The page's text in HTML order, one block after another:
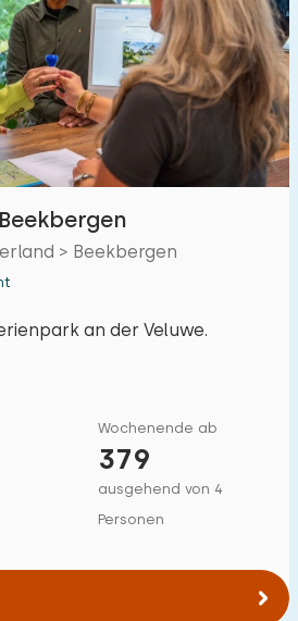
8
5
5
3
3
> Beekbergen
an der Veluwe.
Wochenende ab
379
ausgehend von 4
Personen